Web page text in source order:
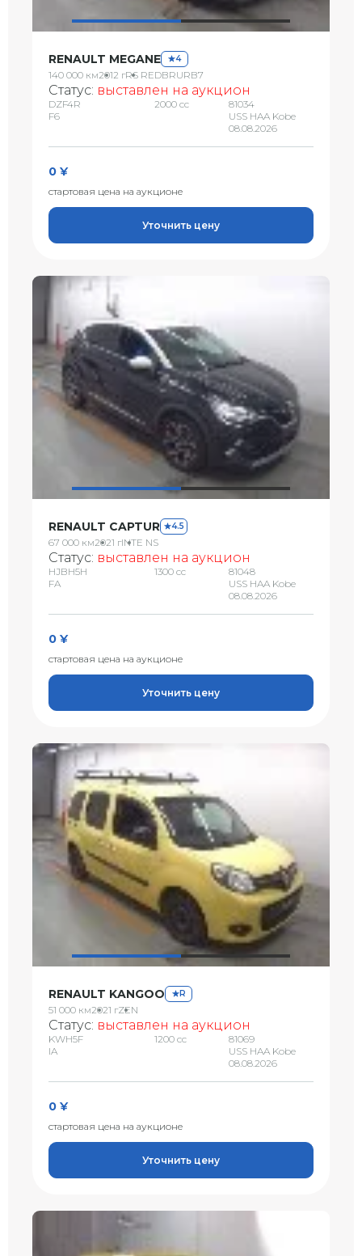
RENAULT MEGANE 4
140 000 км2012 гRS REDBRURB7
Статус: выставлен на аукцион
DZF4R
F6
2000 сс
81034
USS HAA Kobe
08.08.2026
0 ¥
стартовая цена на аукционе
Уточнить цену
RENAULT CAPTUR 4.5
67 000 км2021 гINTE NS
Статус: выставлен на аукцион
HJBH5H
FA
1300 сс
81048
USS HAA Kobe
08.08.2026
0 ¥
стартовая цена на аукционе
Уточнить цену
RENAULT KANGOO R
51 000 км2021 гZEN
Статус: выставлен на аукцион
KWH5F
IA
1200 сс
81069
USS HAA Kobe
08.08.2026
0 ¥
стартовая цена на аукционе
Уточнить цену